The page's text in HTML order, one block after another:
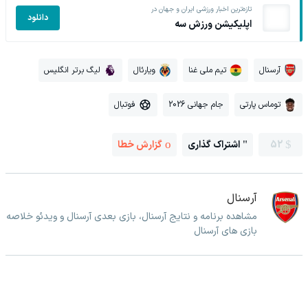
تازه‌ترین اخبار ورزشی ایران و جهان در
اپلیکیشن ورزش سه دانلود
آرسنال تیم ملی غنا ویارئال لیگ برتر انگلیس
توماس پارتی جام جهانی 2026 فوتبال
52 اشتراک گذاری گزارش خطا
آرسنال
مشاهده برنامه و نتایج آرسنال، بازی بعدی آرسنال و ویدئو خلاصه
بازی های آرسنال